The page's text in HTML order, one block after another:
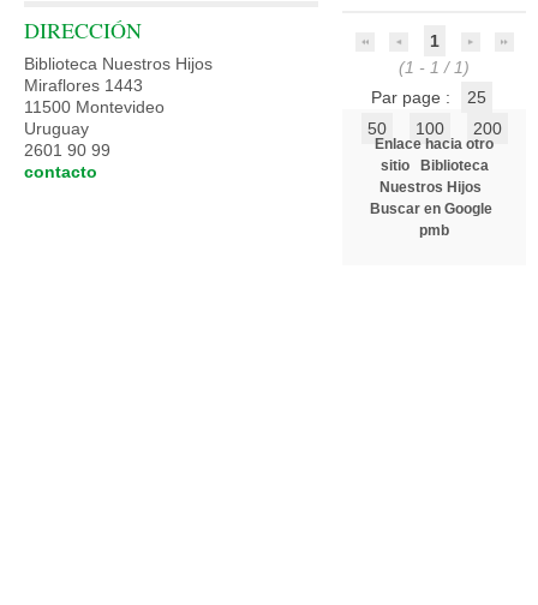
1
(1 - 1 / 1)
Par page :
25
50
100 200
Enlace hacia otro
sitio
Biblioteca
Nuestros Hijos
Buscar en Google
pmb
DIRECCIÓN
Biblioteca Nuestros Hijos
Miraflores 1443
11500 Montevideo
Uruguay
2601 90 99
contacto